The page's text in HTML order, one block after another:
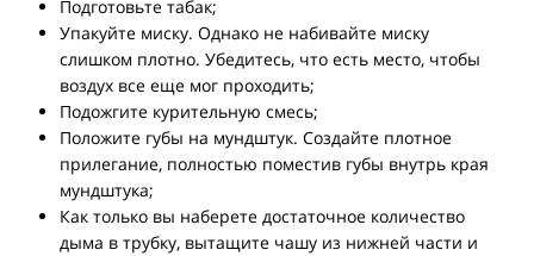
Подготовьте табак;
Упакуйте миску. Однако не набивайте миску
слишком плотно. Убедитесь, что есть место, чтобы
воздух все еще мог проходить;
Подожгите курительную смесь;
Положите губы на мундштук. Создайте плотное
прилегание, полностью поместив губы внутрь края
мундштука;
Как только вы наберете достаточное количество
дыма в трубку, вытащите чашу из нижней части и